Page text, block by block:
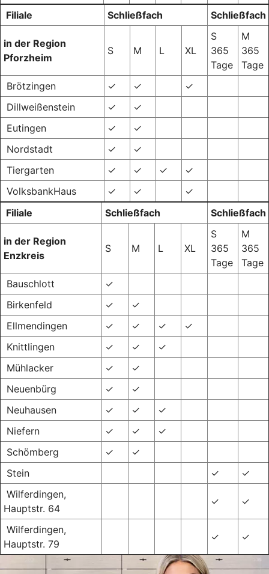
Filiale
Schließfach Schließfach
in der Region
Pforzheim
S M L XL
S
365
Tage
M
365
Tage
Brötzingen
✓ ✓
✓
Dillweißenstein
✓
✓
Eutingen
✓
✓
Nordstadt
✓
✓
Tiergarten
✓ ✓ ✓
✓
VolksbankHaus
✓ ✓
✓
Filiale
Schließfach Schließfach
in der Region
Enzkreis
S M L XL
S
365
Tage
M
365
Tage
Bauschlott
✓
Birkenfeld
✓
✓
Ellmendingen
✓ ✓ ✓
✓
Knittlingen
✓ ✓
✓
Mühlacker
✓
✓
Neuenbürg
✓
✓
Neuhausen
✓ ✓
✓
Niefern
✓ ✓
✓
Schömberg
✓
✓
Stein
✓
✓
Wilferdingen,
Hauptstr. 64
✓ ✓
Wilferdingen,
Hauptstr. 79
✓ ✓